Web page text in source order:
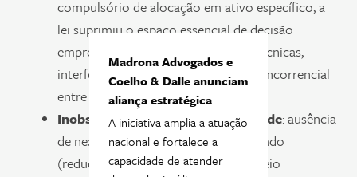
compulsório de alocação em ativo específico, a
lei suprimiu o espaço essencial de decisão
empresarial na gestão das reservas técnicas,
interferindo também no ambiente concorrencial
entre as entidades.
Inobservância da proporcionalidade: ausência
de nexo adequado entre o fim declarado
(redução de emissões de GEE) e o meio
Madrona Advogados e
Coelho & Dalle anunciam
aliança estratégica
A iniciativa amplia a atuação
nacional e fortalece a
capacidade de atender